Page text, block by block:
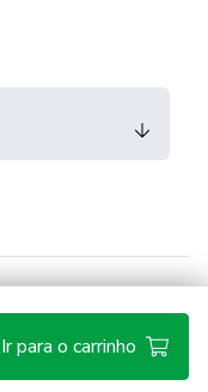
Ir para o carrinho
reservados.